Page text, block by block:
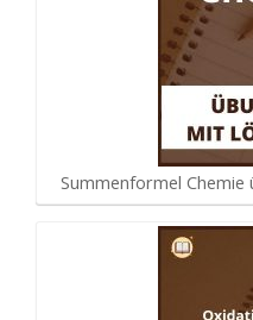
Summenformel